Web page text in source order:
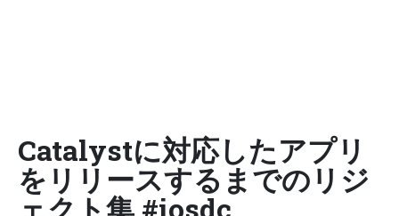
Catalystに対応したアプリ
をリリースするまでのリジ
ェクト集 #iosdc